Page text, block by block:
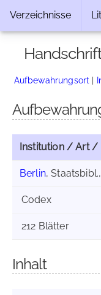
Verzeichnisse
Aufbewahrungsort |
Institution / Art /
Berlin, Staatsbibl.,
Codex
212 Blätter
Inhalt